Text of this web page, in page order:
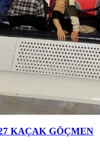
KAÇAK GÖÇMEN